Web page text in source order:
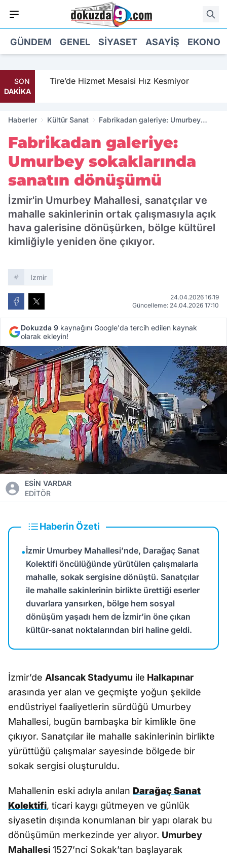
GÜNDEM GENEL SIYASET ASAYIŞ
SON
DAKİKA
Tire’de Hizmet Mesaisi Hız Kesmiyor
Haberler Kültür Sanat
Fabrikadan galeriye: Umurbey
Fabrikadan galeriye:
Umurbey sokaklarında
sanatın dönüşümü
İzmir'in Umurbey Mahallesi, sanatçılar ve
mahalle sakinlerinin ortak çalışmasıyla açık
hava galerisine dönüşürken, bölge kültürel
kimliğiyle yeniden öne çıkıyor.
Izmir
24.04.2026 16:19
Güncelleme: 24.04.2026 17:10
Dokuzda 9 kaynağını Google'da tercih edilen kaynak
olarak ekleyin!
ESİN VARDAR
EDİTÖR
Haberin Özeti
•İzmir Umurbey Mahallesi’nde, Darağaç Sanat
Kolektifi öncülüğünde yürütülen çalışmalarla
mahalle, sokak sergisine dönüştü. Sanatçılar
ile mahalle sakinlerinin birlikte ürettiği eserler
duvarlara yansırken, bölge hem sosyal
dönüşüm yaşadı hem de İzmir’in öne çıkan
kültür-sanat noktalarından biri haline geldi.
İzmir’de Alsancak Stadyumu ile Halkapınar
arasında yer alan ve geçmişte yoğun şekilde
endüstriyel faaliyetlerin sürdüğü Umurbey
Mahallesi, bugün bambaşka bir kimlikle öne
çıkıyor. Sanatçılar ile mahalle sakinlerinin birlikte
yürüttüğü çalışmalar sayesinde bölgede bir
sokak sergisi oluşturuldu.
Mahallenin eski adıyla anılan Darağaç Sanat
Kolektifi, ticari kaygı gütmeyen ve günlük
siyasetin dışında konumlanan bir yapı olarak bu
dönüşümün merkezinde yer alıyor. Umurbey
Mahallesi 1527’nci Sokak’tan başlayarak